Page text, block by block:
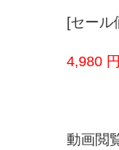
[セール
4,980 円
動画閲